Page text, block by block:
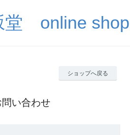
堂 online shop
ショップへ戻る
問い合わせ